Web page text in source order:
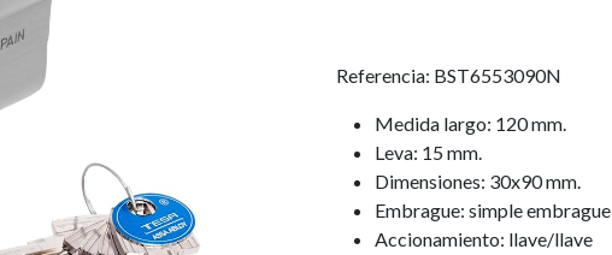
Referencia: BST6553090N
Medida largo: 120 mm.
Leva: 15 mm.
Dimensiones: 30x90 mm.
Embrague: simple embrague
Accionamiento: llave/llave